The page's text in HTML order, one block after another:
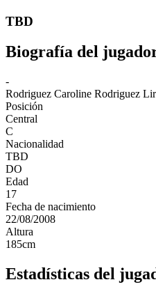
TBD
Biografía del
-
Rodriguez Caroline Rodriguez
Posición
Central
C
Nacionalidad
TBD
DO
Edad
17
Fecha de nacimiento
22/08/2008
Altura
185cm
Estadísticas del